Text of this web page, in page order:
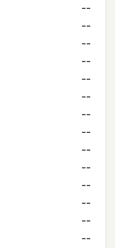
--
--
--
--
--
--
--
--
--
--
--
--
--
--